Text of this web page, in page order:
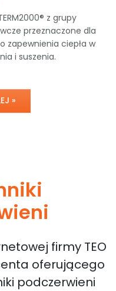
z grupy
przeznaczone dla
zapewnienia ciepła w
i suszenia.
»
firmy TEO
oferującego
podczerwieni